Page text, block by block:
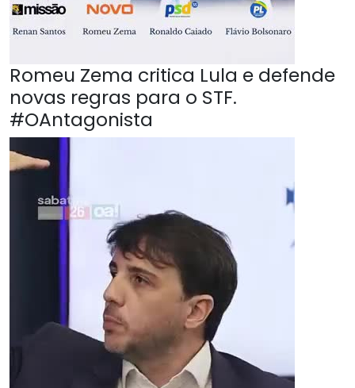
Romeu Zema critica Lula e defende
novas regras para o STF.
#OAntagonista